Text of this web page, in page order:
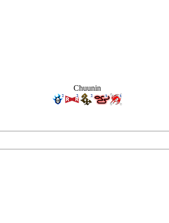
Chuunin